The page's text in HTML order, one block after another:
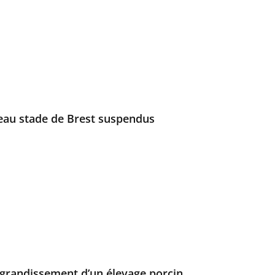
stade de Brest suspendus